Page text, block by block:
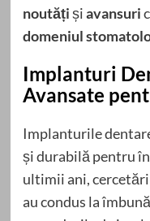
noutățișiavansuri
domeniul
Implanturi
Avansate
Implanturile
și durabilă pentru
ultimii ani,
au condus la